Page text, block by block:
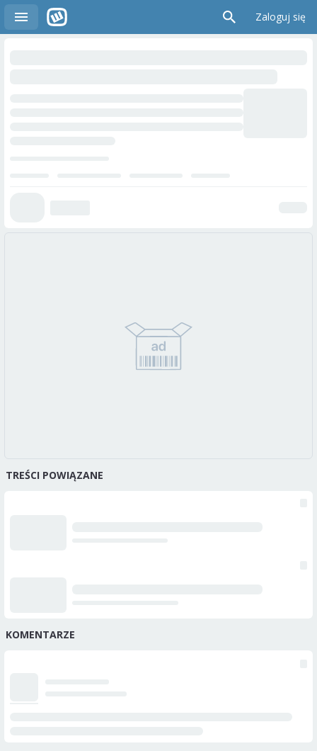
Zaloguj się
TREŚCI POWIĄZANE
KOMENTARZE